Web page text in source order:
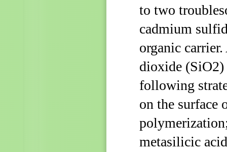
to two
cadmium
organic
dioxide (SiO2)
following
on the surface
metasilicic